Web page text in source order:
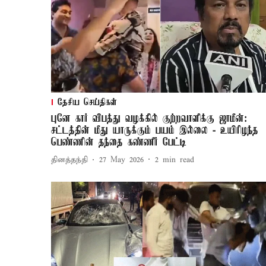
தேசிய செய்திகள்
புனே கார் விபத்து வழக்கில் குற்றவாளிக்கு ஜாமீன்:
சட்டத்தின் மீது யாருக்கும் பயம் இல்லை - உயிரிழந்த
பெண்ணின் தந்தை கண்ணீர் பேட்டி
தினத்தந்தி 27 May 2026 2 min read